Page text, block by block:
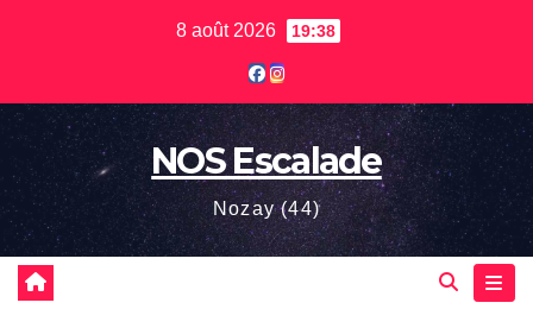
8 août 2026 19:38
NOS Escalade
Nozay (44)